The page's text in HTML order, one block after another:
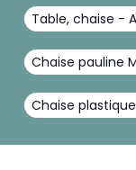
Table, chaise -
Chaise pauline
Chaise